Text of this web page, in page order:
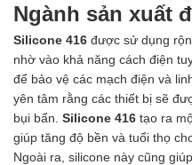
Ngành sản xuất
Silicone 416 được sử dụng
nhờ vào khả năng cách điện
để bảo vệ các mạch điện và
yên tâm rằng các thiết bị sẽ
bụi bẩn. Silicone 416 tạo ra
giúp tăng độ bền và tuổi thọ
Ngoài ra, silicone này cũng